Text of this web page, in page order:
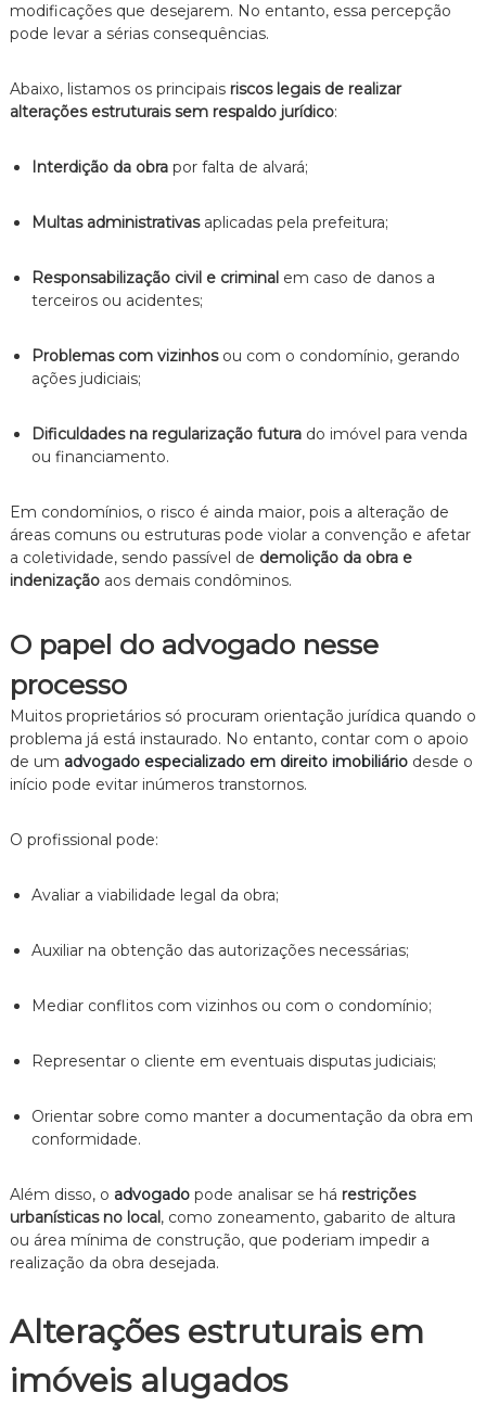
modificações que desejarem. No entanto, essa percepção
pode levar a sérias consequências.
Abaixo, listamos os principais riscos legais de realizar
alterações estruturais sem respaldo jurídico:
Interdição da obrapor falta de alvará;
Multas administrativasaplicadas pela prefeitura;
Responsabilização civil e criminalem caso de danos a
terceiros ou acidentes;
Problemas com vizinhosou com o condomínio, gerando
ações judiciais;
Dificuldades na regularização futurado imóvel para venda
ou financiamento.
Em condomínios, o risco é ainda maior, pois a alteração de
áreas comuns ou estruturas pode violar a convenção e afetar
a coletividade, sendo passível de demolição da obra e
indenizaçãoaos demais condôminos.
O papel do advogado nesse
processo
Muitos proprietários só procuram orientação jurídica quando o
problema já está instaurado. No entanto, contar com o apoio
de um advogado especializado em direito imobiliáriodesde o
início pode evitar inúmeros transtornos.
O profissional pode:
Avaliar a viabilidade legal da obra;
Auxiliar na obtenção das autorizações necessárias;
Mediar conflitos com vizinhos ou com o condomínio;
Representar o cliente em eventuais disputas judiciais;
Orientar sobre como manter a documentação da obra em
conformidade.
Além disso, o advogadopode analisar se há restrições
urbanísticas no local, como zoneamento, gabarito de altura
ou área mínima de construção, que poderiam impedir a
realização da obra desejada.
Alterações estruturais em
imóveis alugados